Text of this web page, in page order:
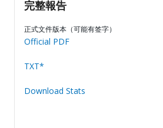
完整報告
正式文件版本（可能有签字）
Official PDF
TXT*
Download Stats